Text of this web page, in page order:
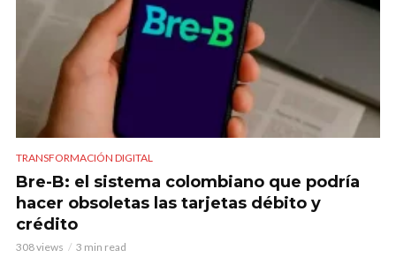
TRANSFORMACIÓN DIGITAL
Bre-B: el sistema colombiano que podría
hacer obsoletas las tarjetas débito y
crédito
308 views 3 min read